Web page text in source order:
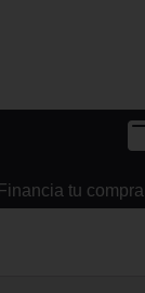
Financia tu